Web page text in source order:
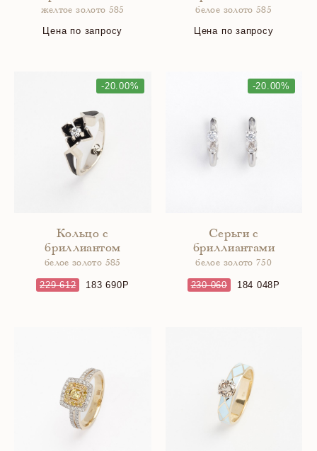
желтое золото 585
Цена по запросу
белое золото 585
Цена по запросу
-20.00%
Кольцо с
бриллиантом
белое золото 585
229 612 183 690
-20.00%
Серьги с
бриллиантами
белое золото 750
230 060 184 048